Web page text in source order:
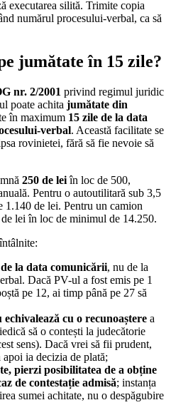
executarea silită. Trimite copia
numărul procesului-verbal, ca să
jumătate în 15 zile?
nr. 2/2001 privind regimul juridic
poate achita jumătate din
în maximum 15 zile de la data
verbal. Această facilitate se
rovinietei, fără să fie nevoie să
250 de leiîn loc de 500,
Pentru o autoutilitară sub 3,5
1.140 de lei. Pentru un camion
lei în loc de minimul de 14.250.
la data comunicării, nu de la
Dacă PV-ul a fost emis pe 1
pe 12, ai timp până pe 27 să
cu o recunoaștere a
să o contești la judecătorie
sens). Dacă vrei să fii prudent,
apoi ia decizia de plată;
pierzi posibilitatea de a obține
de contestație admisă; instanța
sumei achitate, nu o despăgubire